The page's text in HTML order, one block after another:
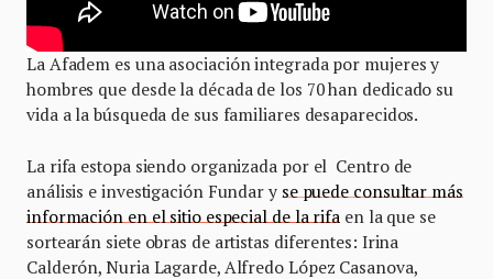
La Afadem es una asociación integrada por mujeres y
hombres que desde la década de los 70 han dedicado su
vida a la búsqueda de sus familiares desaparecidos.
La rifa estopa siendo organizada por el Centro de
análisis e investigación Fundar y se puede consultar más
información en el sitio especial de la rifa en la que se
sortearán siete obras de artistas diferentes: Irina
Calderón, Nuria Lagarde, Alfredo López Casanova,